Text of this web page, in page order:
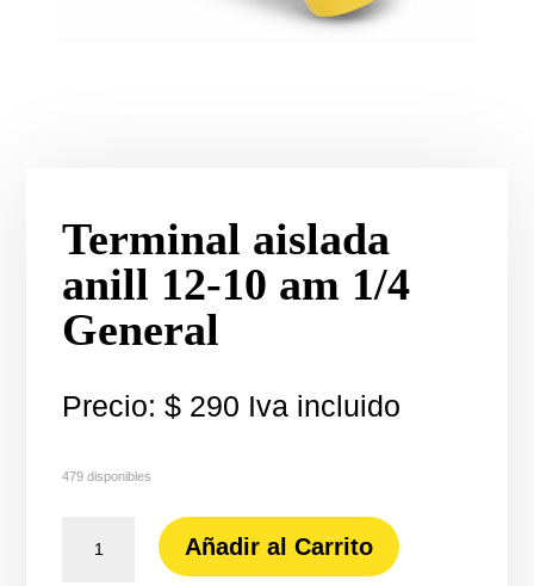
Terminal aislada
anill 12-10 am 1/4
General
Precio:$ 290 Iva incluido
479 disponibles
aislada
Añadir al Carrito